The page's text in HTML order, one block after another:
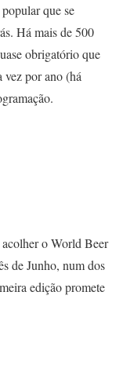
que se
Há mais de 500
obrigatório que
vez por ano (há
o World Beer
de Junho, num dos
edição promete